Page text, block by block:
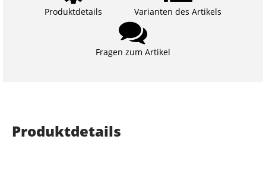
Produktdetails Varianten des Artikels
Fragen zum Artikel
Produktdetails